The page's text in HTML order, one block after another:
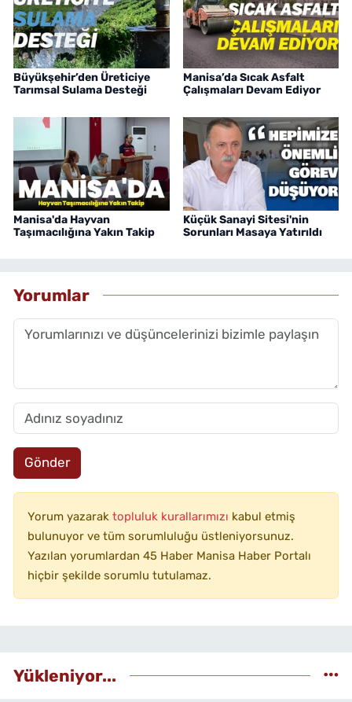
Büyükşehir’den Üreticiye
Tarımsal Sulama Desteği
Manisa’da Sıcak Asfalt
Çalışmaları Devam Ediyor
Manisa'da Hayvan
Taşımacılığına Yakın Takip
Küçük Sanayi Sitesi'nin
Sorunları Masaya Yatırıldı
Yorumlar
Gönder
Yorum yazarak topluluk kurallarımızı kabul etmiş
bulunuyor ve tüm sorumluluğu üstleniyorsunuz.
Yazılan yorumlardan 45 Haber Manisa Haber Portalı
hiçbir şekilde sorumlu tutulamaz.
Yükleniyor...